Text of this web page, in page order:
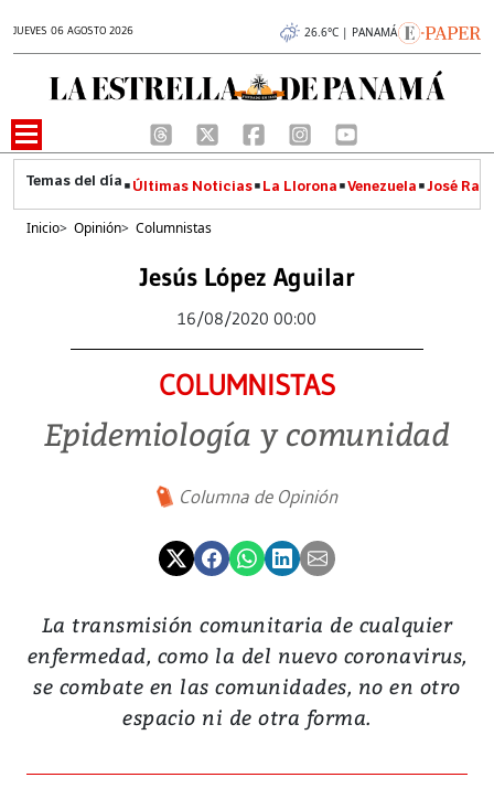
JUEVES 06 AGOSTO 2026 26.6°C | PANAMÁ
Últimas Noticias La Llorona Venezuela José
Inicio> Opinión> Columnistas
Jesús López Aguilar
16/08/2020 00:00
COLUMNISTAS
Epidemiología y comunidad
Columna de Opinión
La transmisión comunitaria de cualquier
enfermedad, como la del nuevo coronavirus,
se combate en las comunidades, no en otro
espacio ni de otra forma.